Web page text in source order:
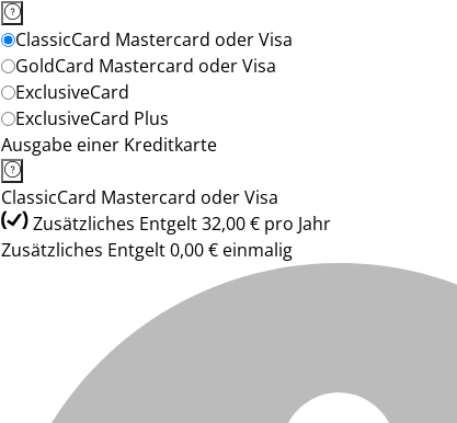
ClassicCard Mastercard oder Visa
GoldCard Mastercard oder Visa
ExclusiveCard
ExclusiveCard Plus
Ausgabe einer Kreditkarte
ClassicCard Mastercard oder Visa
Zusätzliches Entgelt 32,00 € pro Jahr
Zusätzliches Entgelt 0,00 € einmalig